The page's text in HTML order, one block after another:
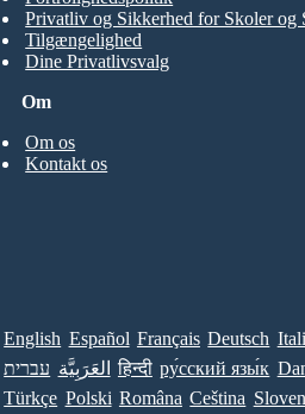
Om
Om os
Kontakt os
Privatliv og Sikkerhed for Skoler og
Tilgængelighed
Dine Privatlivsvalg
English Español Français Deutsch
עברית العَرَبِيَّة हिन्दी ру́сский язы́к
Türkçe Polski Româna Ceština